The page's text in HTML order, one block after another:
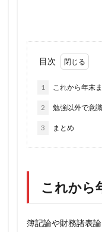
目次
1 これから年末
2 勉強以外で意
3 まとめ
これから
簿記論や財務諸表